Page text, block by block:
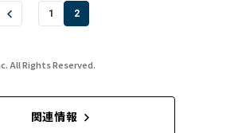
1 2
All Rights Reserved.
関連情報